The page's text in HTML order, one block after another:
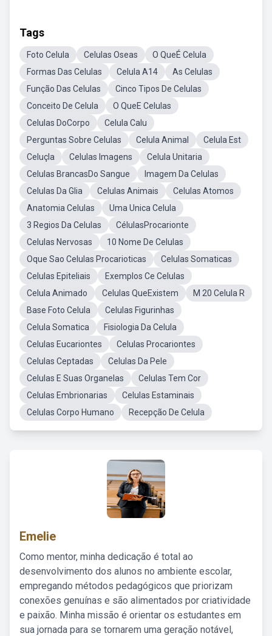
Tags
Foto Celula Celulas Oseas
O QueÉ Celula
Formas Das Celulas
Celula A14
As Celulas
Função Das Celulas
Cinco Tipos De Celulas
Conceito De Celula
O QueE Celulas
Celulas DoCorpo
Celula Calu
Perguntas Sobre Celulas
Celula Animal
Celula Est
Celuçla
Celulas Imagens
Celula Unitaria
Celulas BrancasDo Sangue
Imagem Da Celulas
Celulas Da Glia
Celulas Animais
Celulas Atomos
Anatomia Celulas
Uma Unica Celula
3 Regios Da Celulas
CélulasProcarionte
Celulas Nervosas
10 Nome De Celulas
Oque Sao Celulas Procarioticas
Celulas Somaticas
Celulas Epiteliais
Exemplos Ce Celulas
Celula Animado
Celulas QueExistem
M 20 Celula R
Base Foto Celula
Celulas Figurinhas
Celula Somatica
Fisiologia Da Celula
Celulas Eucariontes
Celulas Procariontes
Celulas Ceptadas
Celulas Da Pele
Celulas E Suas Organelas
Celulas Tem Cor
Celulas Embrionarias
Celulas Estaminais
Celulas Corpo Humano
Recepção De Celula
Emelie
Como mentor, minha dedicação é total ao
desenvolvimento dos alunos no ambiente escolar,
empregando métodos pedagógicos que priorizam
conexões genuínas e são alimentados por criatividade
e paixão. Minha missão é orientar os estudantes em
sua jornada para se tornarem uma geração notável,